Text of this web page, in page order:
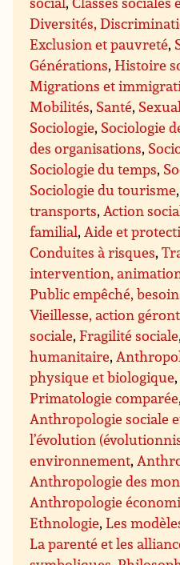
Diversités,
Exclusion et pauvreté,
Générations,Histoire
Migrations et
Mobilités, Santé,
Sociologie, Sociologie
des organisations,
Sociologie du temps,
Sociologie du tourisme,
transports, Action
familial, Aide et
Conduites à risques,
intervention,
Public empêché,
Vieillesse, action
sociale,Fragilité sociale,
humanitaire,
physique et biologique
Primatologie comparée
Anthropologie sociale
l’évolution
environnement,
Anthropologie des
Anthropologie
Ethnologie,Les
La parenté et les